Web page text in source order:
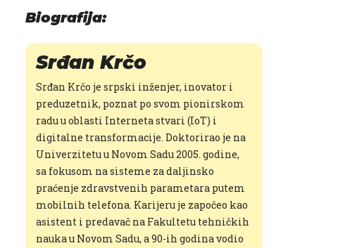
Biografija:
Srđan Krčo
Srđan Krčo je srpski inženjer, inovator i
preduzetnik, poznat po svom pionirskom
radu u oblasti Interneta stvari (IoT) i
digitalne transformacije. Doktorirao je na
Univerzitetu u Novom Sadu 2005. godine,
sa fokusom na sisteme za daljinsko
praćenje zdravstvenih parametara putem
mobilnih telefona. Karijeru je započeo kao
asistent i predavač na Fakultetu tehničkih
nauka u Novom Sadu, a 90-ih godina vodio